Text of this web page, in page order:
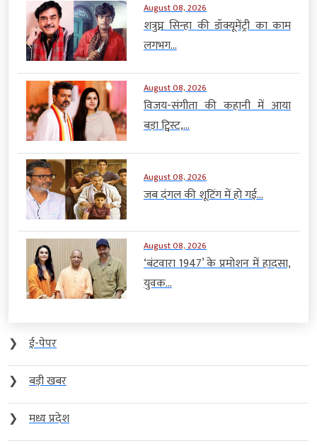
August 08, 2026
शत्रुघ्न सिन्हा की डॉक्यूमेंट्री का काम
लगभग...
August 08, 2026
विजय-संगीता की कहानी में आया
बड़ा ट्विस्ट,...
August 08, 2026
जब दंगल की शूटिंग में हो गई...
August 08, 2026
‘बंटवारा 1947’ के प्रमोशन में हादसा,
युवक...
❯
ई-पेपर
❯
बड़ी खबर
❯
मध्य प्रदेश